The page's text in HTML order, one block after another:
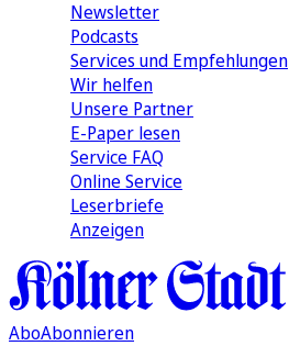
Newsletter
Podcasts
Services und Empfehlungen
Wir helfen
Unsere Partner
E-Paper lesen
Service FAQ
Online Service
Leserbriefe
Anzeigen
AboAbonnieren